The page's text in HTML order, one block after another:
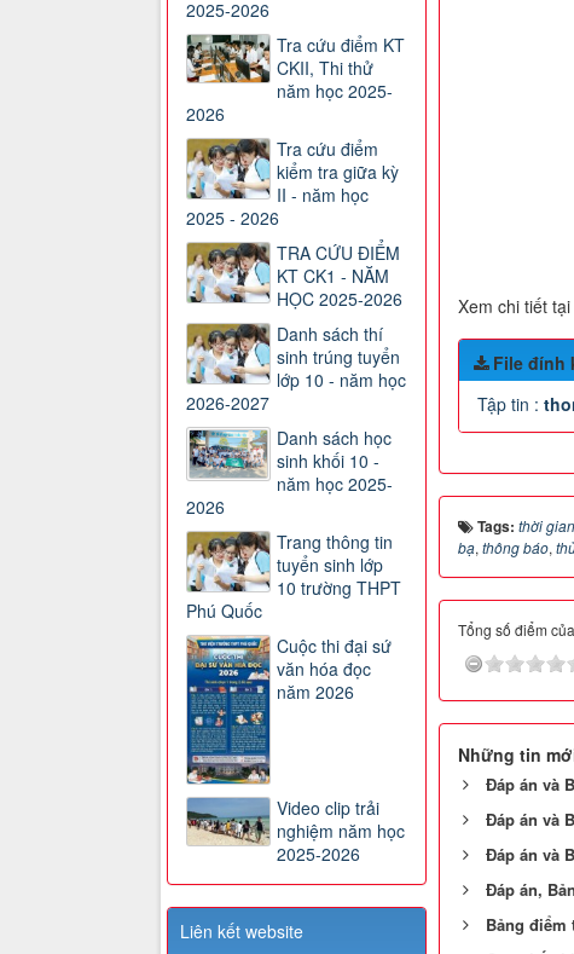
Xem chi tiết
File đính
Tập tin :
Tags: thời gian
bạ, thông báo,
Tổng số điểm
Những tin
Đáp án và
Đáp án và
Đáp án và
Đáp án,
Bảng điểm
2025-2026
Tra cứu điểm KT
CKII, Thi thử
năm học 2025-
2026
Tra cứu điểm
kiểm tra giữa kỳ
II - năm học
2025 - 2026
TRA CỨU ĐIỂM
KT CK1 - NĂM
HỌC 2025-2026
Danh sách thí
sinh trúng tuyển
lớp 10 - năm học
2026-2027
Danh sách học
sinh khối 10 -
năm học 2025-
2026
Trang thông tin
tuyển sinh lớp
10 trường THPT
Phú Quốc
Cuộc thi đại sứ
văn hóa đọc
năm 2026
Video clip trải
nghiệm năm học
2025-2026
Liên kết website